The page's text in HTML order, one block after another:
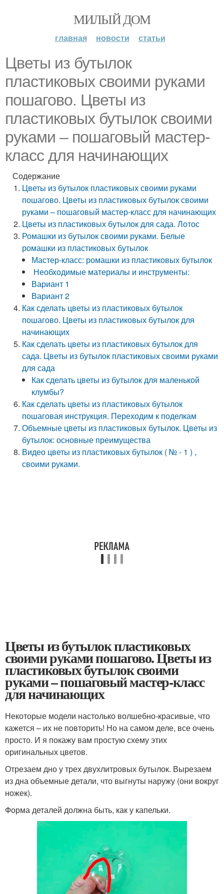
МИЛЫЙ ДОМ
главная новости статьи
Цветы из бутылок
пластиковых своими руками
пошагово. Цветы из
пластиковых бутылок своими
руками – пошаговый мастер-
класс для начинающих
Содержание
Цветы из бутылок пластиковых своими руками
пошагово. Цветы из пластиковых бутылок своими
руками – пошаговый мастер-класс для начинающих
Цветы из пластиковых бутылок для сада. Лотос
Ромашки из бутылок своими руками. Белые
ромашки из пластиковых бутылок
Мастер-класс: ромашки из пластиковых бутылок
Необходимые материалы и инструменты:
Вариант 1
Вариант 2
Как сделать цветы из пластиковых бутылок
пошагово. Цветы из пластиковых бутылок для
начинающих
Как сделать цветы из пластиковых бутылок для
сада. Цветы из бутылок пластиковых своими руками
для сада
Как сделать цветы из бутылок для маленькой
клумбы?
Как сделать цветы из пластиковых бутылок
пошаговая инструкция. Переходим к поделкам
Объемные цветы из пластиковых бутылок. Цветы из
бутылок: основные преимущества
Видео цветы из пластиковых бутылок ( № - 1 ) ,
своими руками.
Цветы из бутылок пластиковых
своими руками пошагово. Цветы из
пластиковых бутылок своими
руками – пошаговый мастер-класс
для начинающих
Некоторые модели настолько волшебно-красивые, что
кажется – их не повторить! Но на самом деле, все очень
просто. И я покажу вам простую схему этих
оригинальных цветов.
Отрезаем дно у трех двухлитровых бутылок. Вырезаем
из дна объемные детали, что выгнуты наружу (они вокруг
ножек).
Форма деталей должна быть, как у капельки.